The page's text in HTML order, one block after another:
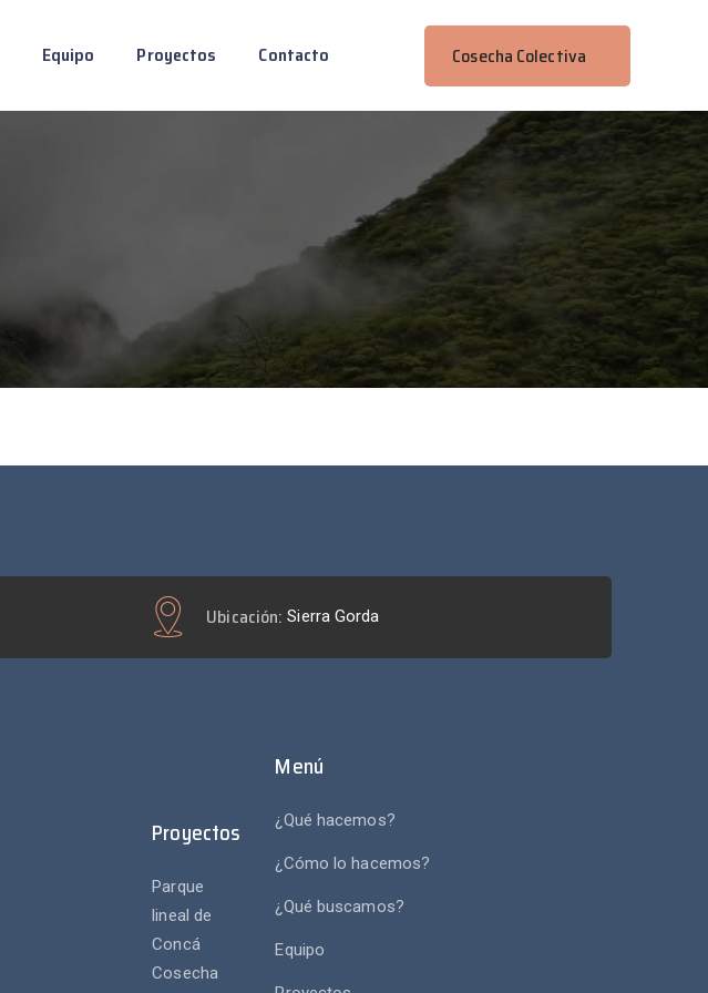
Cosecha Colectiva
Equipo Proyectos Contacto
Ubicación: Sierra Gorda
Proyectos
Parque
lineal de
Concá
Cosecha
Menú
¿Qué hacemos?
¿Cómo lo hacemos?
¿Qué buscamos?
Equipo